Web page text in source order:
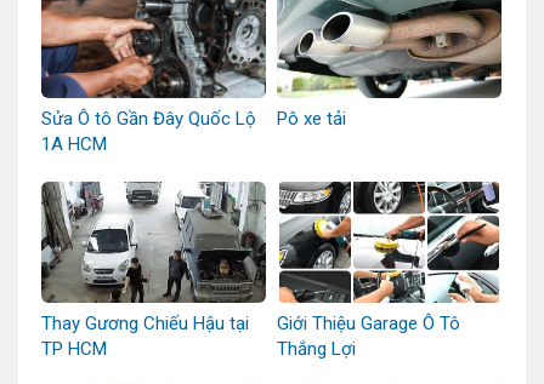
Sửa Ô tô Gần Đây Quốc Lộ
1A HCM
Pô xe tải
Thay Gương Chiếu Hậu tại
TP HCM
Giới Thiệu Garage Ô Tô
Thắng Lợi